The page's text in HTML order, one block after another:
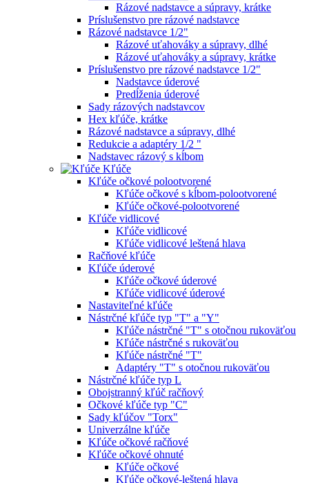
Rázové nadstavce a súpravy, krátke
Príslušenstvo pre rázové nadstavce
Rázové nadstavce 1/2"
Rázové uťahováky a súpravy, dlhé
Rázové uťahováky a súpravy, krátke
Príslušenstvo pre rázové nadstavce 1/2"
Nadstavce úderové
Predĺženia úderové
Sady rázových nadstavcov
Hex kľúče, krátke
Rázové nadstavce a súpravy, dlhé
Redukcie a adaptéry 1/2 "
Nadstavec rázový s kĺbom
Kľúče
Kľúče očkové polootvorené
Kľúče očkové s kĺbom-polootvorené
Kľúče očkové-polootvorené
Kľúče vidlicové
Kľúče vidlicové
Kľúče vidlicové leštená hlava
Račňové kľúče
Kľúče úderové
Kľúče očkové úderové
Kľúče vidlicové úderové
Nastaviteľné kľúče
Nástrčné kľúče typ "T" a "Y"
Kľúče nástrčné "T" s otočnou rukoväťou
Kľúče nástrčné s rukoväťou
Kľúče nástrčné "T"
Adaptéry "T" s otočnou rukoväťou
Nástrčné kľúče typ L
Obojstranný kľúč račňový
Očkové kľúče typ "C"
Sady kľúčov "Torx"
Univerzálne kľúče
Kľúče očkové račňové
Kľúče očkové ohnuté
Kľúče očkové
Kľúče očkové-leštená hlava